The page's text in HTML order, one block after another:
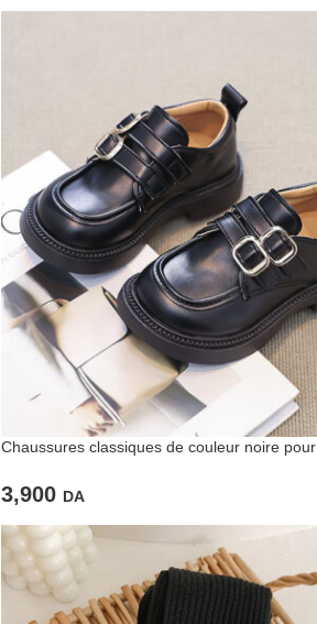
Chaussures classiques de couleur noire pour
3,900 DA